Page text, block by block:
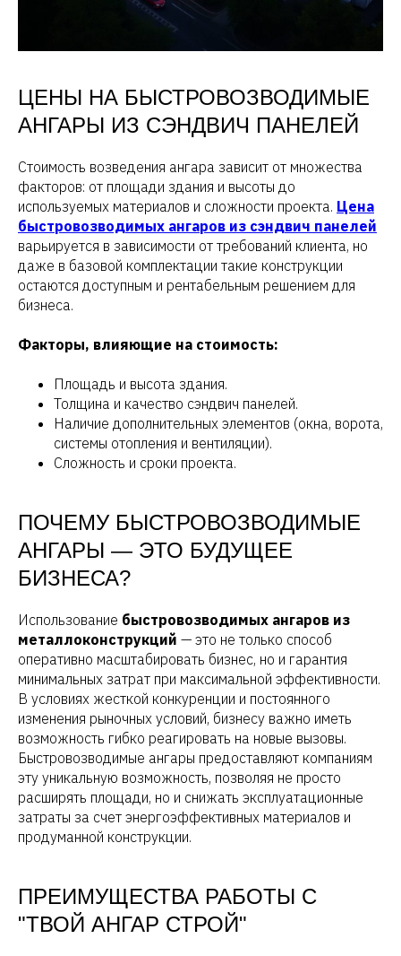
ЦЕНЫ НА БЫСТРОВОЗВОДИМЫЕ
АНГАРЫ ИЗ СЭНДВИЧ ПАНЕЛЕЙ
Стоимость возведения ангара зависит от множества
факторов: от площади здания и высоты до
используемых материалов и сложности проекта. Цена
быстровозводимых ангаров из сэндвич панелей
варьируется в зависимости от требований клиента, но
даже в базовой комплектации такие конструкции
остаются доступным и рентабельным решением для
бизнеса.
Факторы, влияющие на стоимость:
Площадь и высота здания.
Толщина и качество сэндвич панелей.
Наличие дополнительных элементов (окна, ворота,
системы отопления и вентиляции).
Сложность и сроки проекта.
ПОЧЕМУ БЫСТРОВОЗВОДИМЫЕ
АНГАРЫ — ЭТО БУДУЩЕЕ
БИЗНЕСА?
Использование быстровозводимых ангаров из
металлоконструкций — это не только способ
оперативно масштабировать бизнес, но и гарантия
минимальных затрат при максимальной эффективности.
В условиях жесткой конкуренции и постоянного
изменения рыночных условий, бизнесу важно иметь
возможность гибко реагировать на новые вызовы.
Быстровозводимые ангары предоставляют компаниям
эту уникальную возможность, позволяя не просто
расширять площади, но и снижать эксплуатационные
затраты за счет энергоэффективных материалов и
продуманной конструкции.
ПРЕИМУЩЕСТВА РАБОТЫ С
"ТВОЙ АНГАР СТРОЙ"